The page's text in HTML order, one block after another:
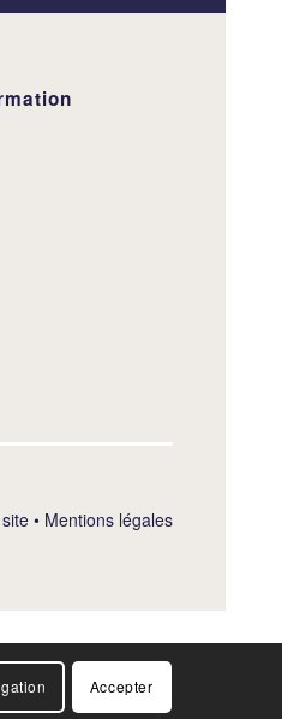
• Mentions légales
Accepter